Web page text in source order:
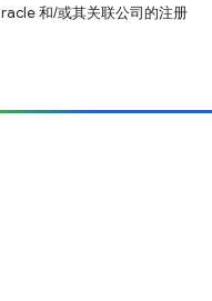
和/或其关联公司的注册